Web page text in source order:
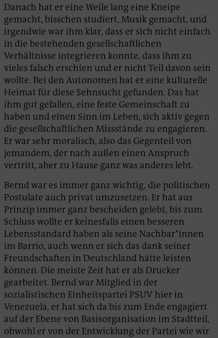
Danach hat er eine Weile lang eine Kneipe
gemacht, bisschen studiert, Musik gemacht, und
irgendwie war ihm klar, dass er sich nicht einfach
in die bestehenden gesellschaftlichen
Verhältnisse integrieren konnte, dass ihm zu
vieles falsch erschien und er nicht Teil davon sein
wollte. Bei den Autonomen hat er eine kulturelle
Heimat für diese Sehnsucht gefunden. Das hat
ihm gut gefallen, eine feste Gemeinschaft zu
haben und einen Sinn im Leben, sich aktiv gegen
die gesellschaftlichen Missstände zu engagieren.
Er war sehr moralisch, also das Gegenteil von
jemandem, der nach außen einen Anspruch
vertritt, aber zu Hause ganz was anderes lebt.
Bernd war es immer ganz wichtig, die politischen
Postulate auch privat umzusetzen. Er hat aus
Prinzip immer ganz bescheiden gelebt, bis zum
Schluss wollte er keinesfalls einen besseren
Lebensstandard haben als seine Nachbar*innen
im Barrio, auch wenn er sich das dank seiner
Freundschaften in Deutschland hätte leisten
können. Die meiste Zeit hat er als Drucker
gearbeitet. Bernd war Mitglied in der
sozialistischen Einheitspartei PSUV hier in
Venezuela, er hat sich da bis zum Ende engagiert
auf der Ebene von Basisorganisation im Stadtteil,
obwohl er von der Entwicklung der Partei wie wir